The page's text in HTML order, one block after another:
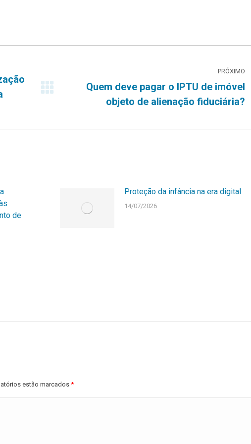
PRÓXIMO
PróximoQuem deve pagar o IPTU de imóvel
objeto de alienação fiduciária?
de
Proteção da infância na era digital
14/07/2026
estão marcados *